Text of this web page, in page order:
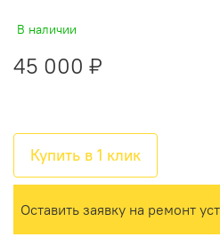
В наличии
45 000 ₽
Купить в 1 клик
Оставить заявку на ремонт